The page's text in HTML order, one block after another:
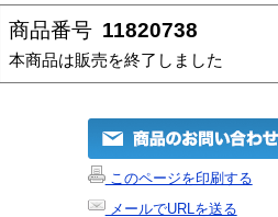
商品番号 11820738
本商品は販売を終了しました
このページを印刷する
メールでURLを送る